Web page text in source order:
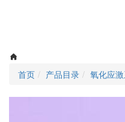
首页 产品目录 氧化应